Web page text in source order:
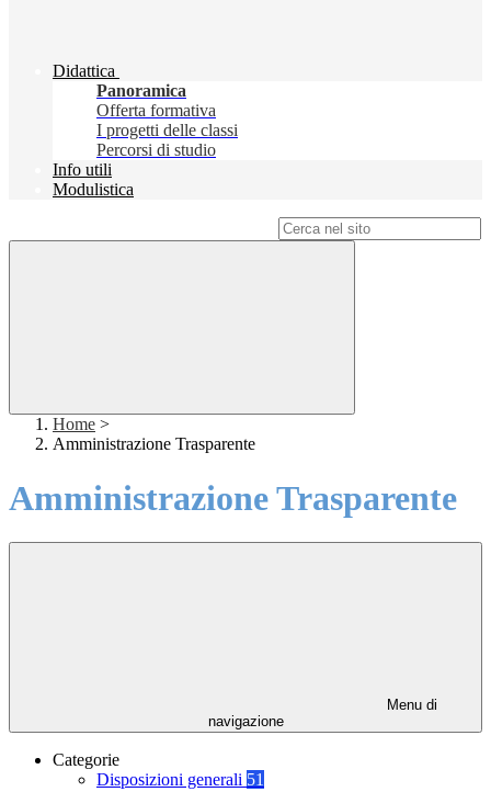
Didattica
Panoramica
Offerta formativa
I progetti delle classi
Percorsi di studio
Info utili
Modulistica
Home >
Amministrazione Trasparente
Amministrazione Trasparente
Menu di
navigazione
Categorie
Disposizioni generali 51